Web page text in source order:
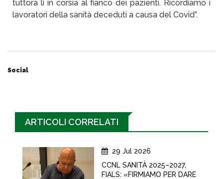
tuttora lì in corsia al fianco dei pazienti. Ricordiamo i
lavoratori della sanità deceduti a causa del Covid”.
Social
ARTICOLI CORRELATI
29 Jul 2026
CCNL SANITÀ 2025–2027,
FIALS: «FIRMIAMO PER DARE